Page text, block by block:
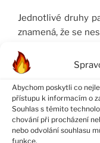
Abychom poskytli co
přístupu k informacím o
Souhlas s těmito
chování při procházení
nebo odvolání souhlasu
funkce.
Jednotlivé druhy
znamená, že se
kterých je palivo
vyčištěny, zbaveny
nedržela voda
panely s
zemitý podklad).
cihlová drť nebo